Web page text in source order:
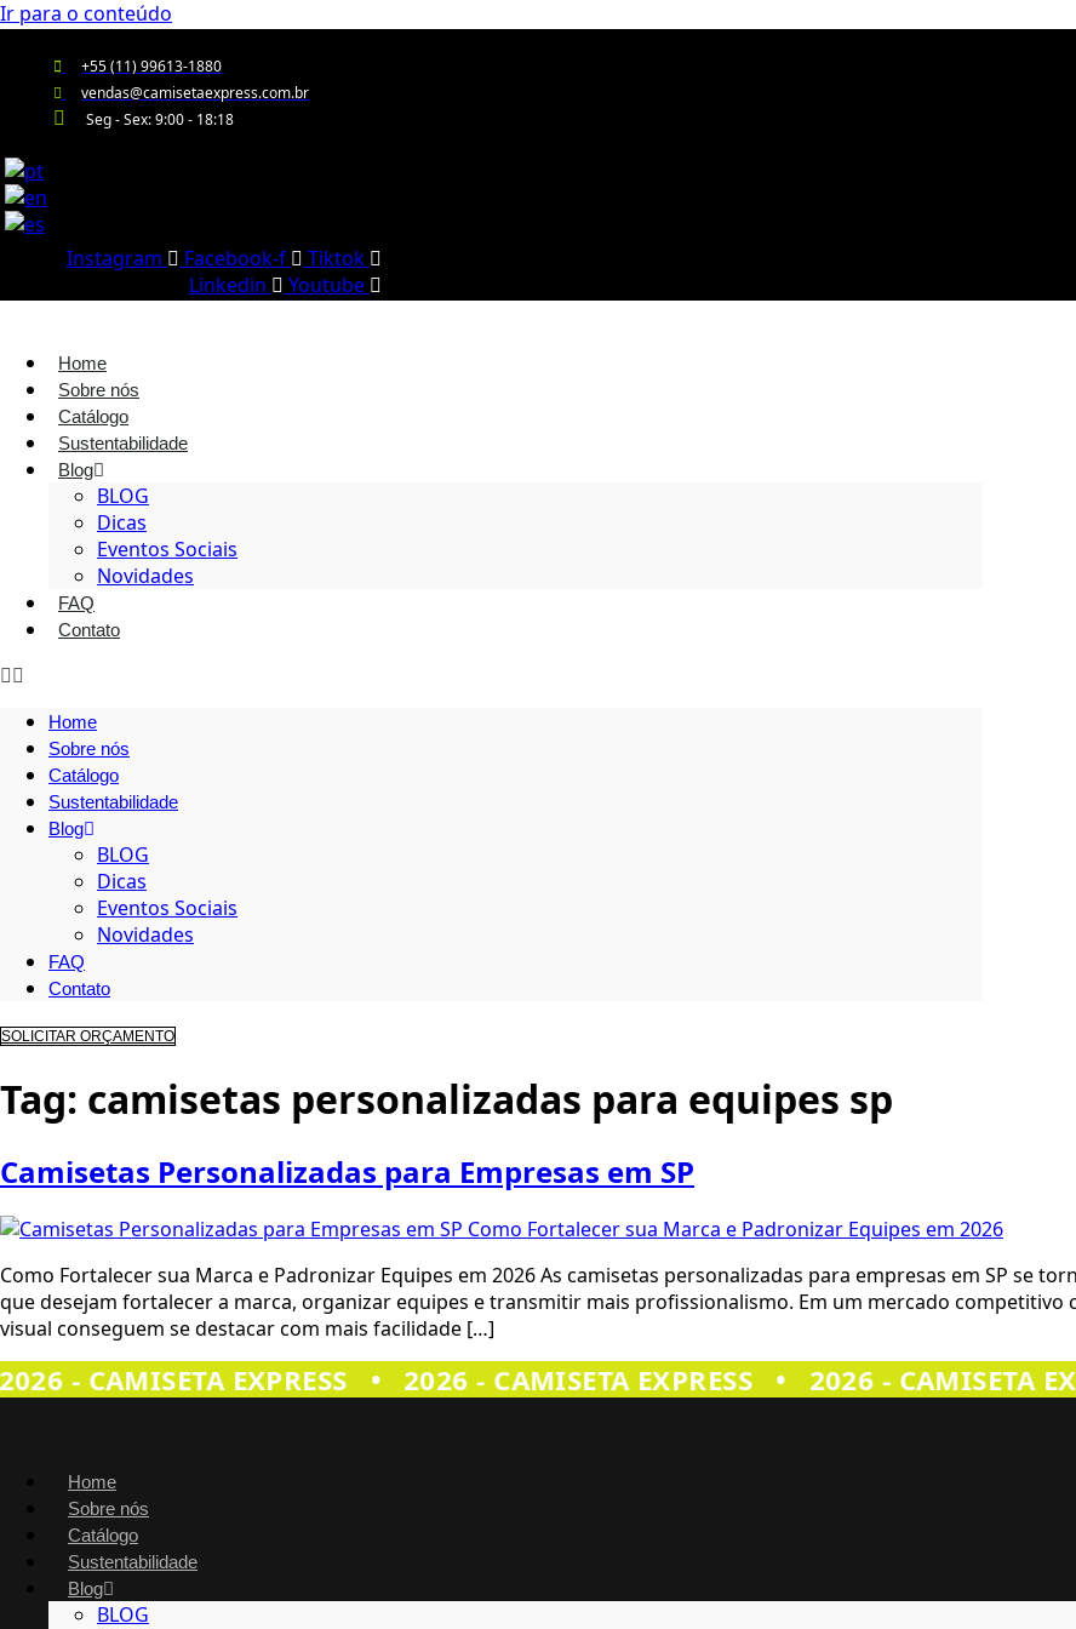
Ir para o conteúdo
+55 (11) 99613-1880
vendas@camisetaexpress.com.br
Seg - Sex: 9:00 - 18:18
Instagram Facebook-f
Tiktok
Linkedin
Youtube
Home
Sobre nós
Catálogo
Sustentabilidade
Blog
BLOG
Dicas
Eventos Sociais
Novidades
FAQ
Contato
Home
Sobre nós
Catálogo
Sustentabilidade
Blog
BLOG
Dicas
Eventos Sociais
Novidades
FAQ
Contato
SOLICITAR ORÇAMENTO
Tag: camisetas personalizadas para equipes sp
Camisetas Personalizadas para Empresas em SP
Como Fortalecer sua Marca e Padronizar Equipes em 2026 As camisetas personalizadas para empresas em SP se
que desejam fortalecer a marca, organizar equipes e transmitir mais profissionalismo. Em um mercado competitivo
visual conseguem se destacar com mais facilidade […]
- CAMISETA EXPRESS 2026 - CAMISETA EXPRESS 2026 - CAMISETA
Home
Sobre nós
Catálogo
Sustentabilidade
Blog
BLOG